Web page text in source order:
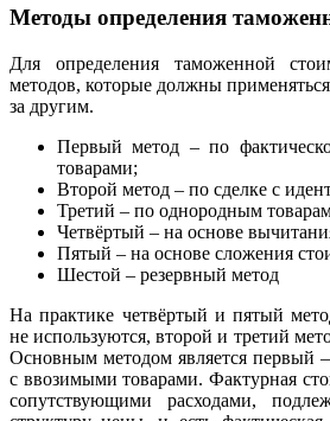
Методы определения
Для определения таможенной
методов, которые должны
за другим.
Первый метод – по
товарами;
Второй метод – по сделке с
Третий – по однородным
Четвёртый – на основе
Пятый – на основе сложения
Шестой – резервный метод
На практике четвёртый и пятый
не используются, второй и третий
Основным методом является первый
с ввозимыми товарами. Фактурная
сопутствующими расходами,